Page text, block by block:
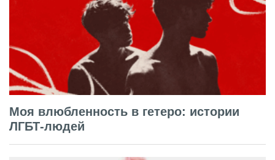
Моя влюбленность в гетеро: истории
ЛГБТ-людей